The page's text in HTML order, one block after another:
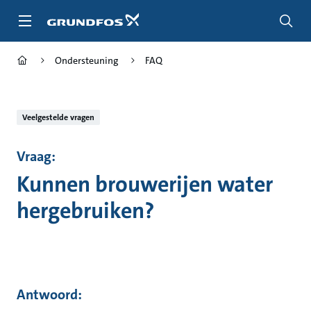
naar
Ondersteuning FAQ
Veelgestelde vragen
Vraag:
Kunnen brouwerijen water
hergebruiken?
Antwoord: